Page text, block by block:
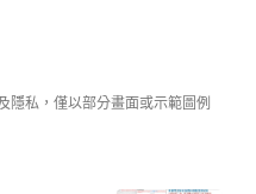
隱私，僅以部分畫面或示範圖例